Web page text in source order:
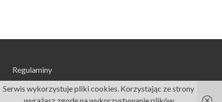
Regulaminy
Serwis wykorzystuje pliki cookies. Korzystając ze strony